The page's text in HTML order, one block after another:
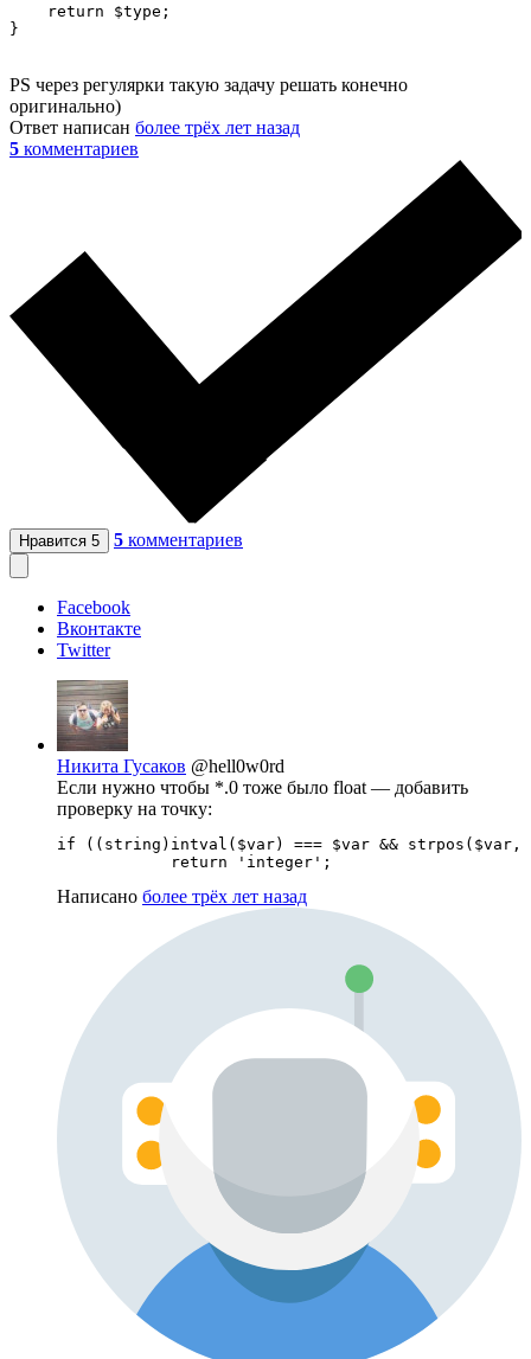
    return $type;
PS через регулярки такую задачу решать конечно
оригинально)
Ответ написан более трёх лет назад
5 комментариев
Нравится 5 5 комментариев
Facebook
Вконтакте
Twitter
Никита Гусаков @hell0w0rd
Если нужно чтобы *.0 тоже было float — добавить
проверку на точку:
if ((string)intval($var) === $var &&
Написано более трёх лет назад